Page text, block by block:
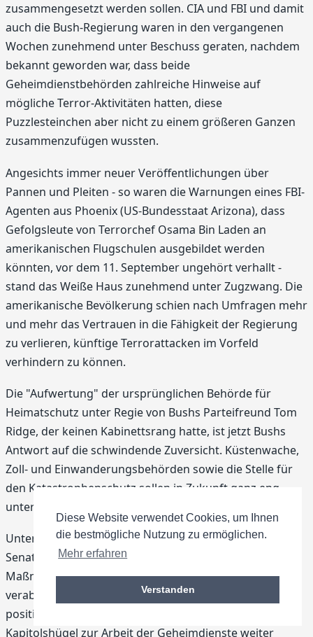
Diese Website verwendet Cookies, um Ihnen
die bestmögliche Nutzung zu ermöglichen.
Mehr erfahren
Verstanden
zusammengesetzt werden sollen. CIA und FBI und damit
auch die Bush-Regierung waren in den vergangenen
Wochen zunehmend unter Beschuss geraten, nachdem
bekannt geworden war, dass beide
Geheimdienstbehörden zahlreiche Hinweise auf
mögliche Terror-Aktivitäten hatten, diese
Puzzlesteinchen aber nicht zu einem größeren Ganzen
zusammenzufügen wussten.
Angesichts immer neuer Veröffentlichungen über
Pannen und Pleiten - so waren die Warnungen eines FBI-
Agenten aus Phoenix (US-Bundesstaat Arizona), dass
Gefolgsleute von Terrorchef Osama Bin Laden an
amerikanischen Flugschulen ausgebildet werden
könnten, vor dem 11. September ungehört verhallt -
stand das Weiße Haus zunehmend unter Zugzwang. Die
amerikanische Bevölkerung schien nach Umfragen mehr
und mehr das Vertrauen in die Fähigkeit der Regierung
zu verlieren, künftige Terrorattacken im Vorfeld
verhindern zu können.
Die "Aufwertung" der ursprünglichen Behörde für
Heimatschutz unter Regie von Bushs Parteifreund Tom
Ridge, der keinen Kabinettsrang hatte, ist jetzt Bushs
Antwort auf die schwindende Zuversicht. Küstenwache,
Zoll- und Einwanderungsbehörden sowie die Stelle für
den Katastrophenschutz sollen in Zukunft ganz eng
unter einem Dach zusammenarbeiten.
Unter Abgeordneten des Repräsentantenhauses und
Senatoren, die nach der Bush-Rede noch Anti-Terror-
Maßnahmen in Höhe von 31,5 Milliarden Dollar
verabschiedeten, waren erste Reaktionen durchweg
positiv. Zwar werden die Anhörungen auf dem
Kapitolshügel zur Arbeit der Geheimdienste weiter